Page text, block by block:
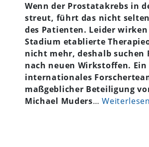
Wenn der Prostatakrebs in
streut, führt das nicht
des Patienten. Leider
Stadium etablierte
nicht mehr, deshalb suchen
nach neuen Wirkstoffen. Ein
internationales
maßgeblicher Beteiligung
Michael Muders…Weiterlesen